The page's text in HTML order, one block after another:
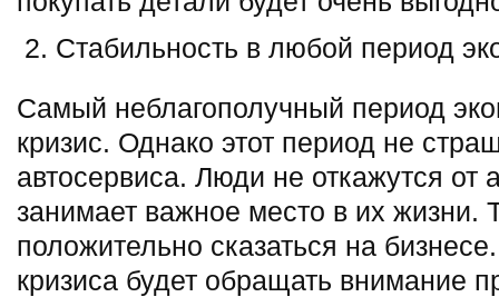
Стабильность в любой период
Самый неблагополучный период
кризис. Однако этот период не
автосервиса. Люди не откажутся от
занимает важное место в их жизни.
положительно сказаться на
кризиса будет обращать внимание